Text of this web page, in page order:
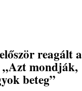
reagált a
mondják,
beteg”